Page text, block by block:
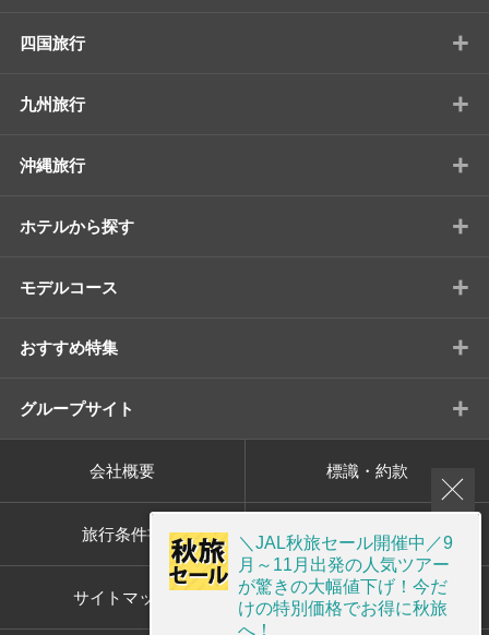
四国旅行 +
九州旅行 +
沖縄旅行 +
ホテルから探す +
モデルコース +
おすすめ特集 +
グループサイト +
会社概要 標識・約款
旅行条件書 プライバシーポリシー
サイトマップ 画面共有サポート
＼JAL秋旅セール開催中／9
月～11月出発の人気ツアー
が驚きの大幅値下げ！今だ
けの特別価格でお得に秋旅
へ！